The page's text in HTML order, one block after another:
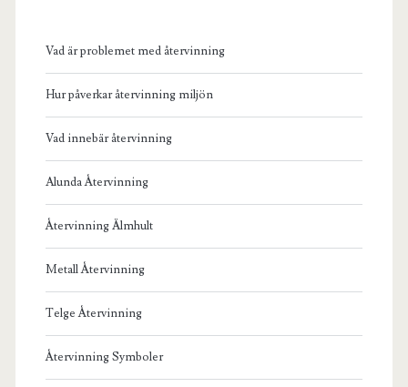
Vad är problemet med återvinning
Hur påverkar återvinning miljön
Vad innebär återvinning
Alunda Återvinning
Återvinning Älmhult
Metall Återvinning
Telge Återvinning
Återvinning Symboler